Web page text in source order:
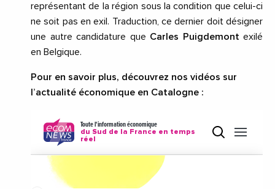
représentant de la région sous la condition que celui-ci
ne soit pas en exil. Traduction, ce dernier doit désigner
une autre candidature que Carles Puigdemont exilé
en Belgique.
Pour en savoir plus, découvrez nos vidéos sur
l’actualité économique en Catalogne :